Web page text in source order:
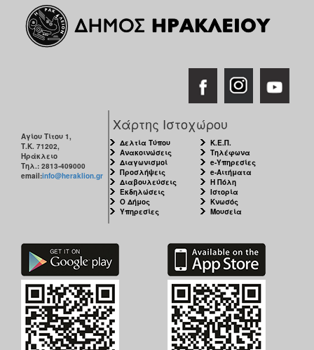
Αγίου Τίτου 1,
Τ.Κ. 71202,
Ηράκλειο
Τηλ.: 2813-409000
email:info@heraklion.gr
Χάρτης Ιστοχώρου
Δελτία Τύπου
Ανακοινώσεις
Διαγωνισμοί
Προσλήψεις
Διαβουλεύσεις
Εκδηλώσεις
Ο Δήμος
Υπηρεσίες
Κ.Ε.Π.
Τηλέφωνα
e-Υπηρεσίες
e-Αιτήματα
Η Πόλη
Ιστορία
Κνωσός
Μουσεία